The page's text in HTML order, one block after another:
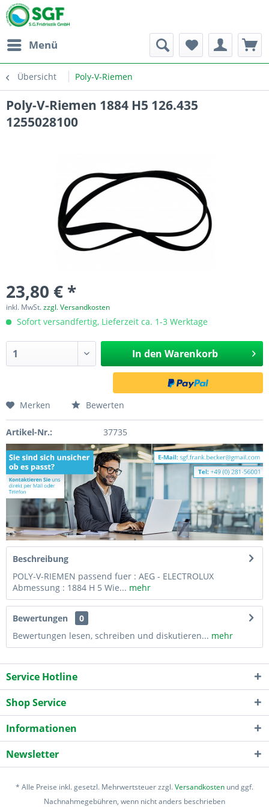
Menü
Übersicht Poly-V-Riemen
Poly-V-Riemen 1884 H5 126.435
1255028100
23,80 € *
inkl. MwSt.zzgl. Versandkosten
Sofort versandfertig, Lieferzeit ca. 1-3 Werktage
In den Warenkorb
Merken Bewerten
Artikel-Nr.: 37735
Beschreibung
POLY-V-RIEMEN passend fuer : AEG - ELECTROLUX
Abmessung : 1884 H 5 Wie... mehr
Bewertungen
0
Bewertungen lesen, schreiben und diskutieren... mehr
Service Hotline
Shop Service
Informationen
Newsletter
* Alle Preise inkl. gesetzl. Mehrwertsteuer zzgl.Versandkosten und ggf.
Nachnahmegebühren, wenn nicht anders beschrieben